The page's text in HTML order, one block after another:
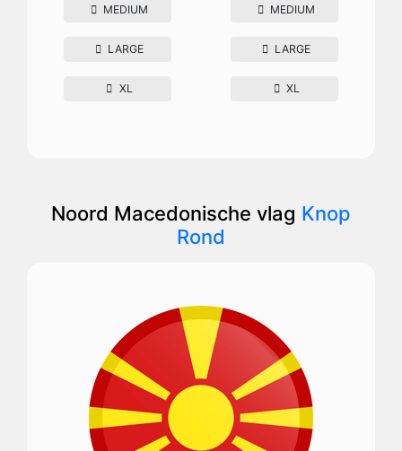
MEDIUM
LARGE
XL
MEDIUM
LARGE
XL
Noord Macedonische vlag Knop
Rond